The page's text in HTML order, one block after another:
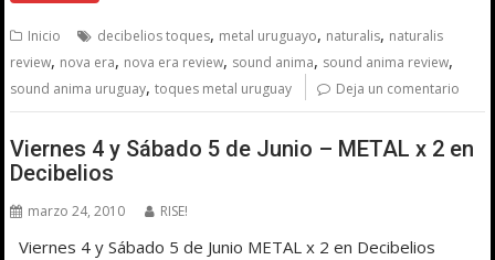
Inicio decibelios toques, metal uruguayo, naturalis, naturalis
review, nova era, nova era review, sound anima, sound anima review,
sound anima uruguay,toques metal uruguay Deja un comentario
Viernes 4 y Sábado 5 de Junio – METAL x 2 en
Decibelios
marzo 24, 2010 RISE!
Viernes 4 y Sábado 5 de Junio METAL x 2 en Decibelios